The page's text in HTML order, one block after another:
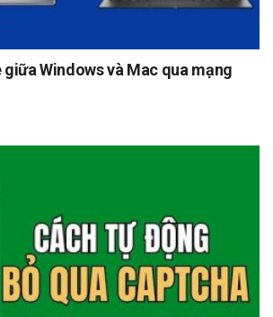
Windows và Mac qua mạng